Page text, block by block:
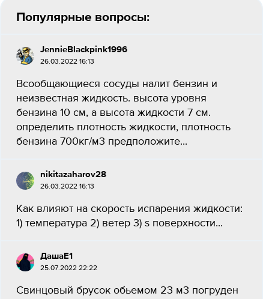
Популярные вопросы:
JennieBlackpink1996
26.03.2022 16:13
Всообщающиеся сосуды налит бензин и
неизвестная жидкость. высота уровня
бензина 10 см, а высота жидкости 7 см.
определить плотность жидкости, плотность
бензина 700кг/м3 предположите...
nikitazaharov28
26.03.2022 16:13
Как влияют на скорость испарения жидкости:
1) температура 2) ветер 3) s поверхности...
ДашаЕ1
25.07.2022 22:22
Свинцовый брусок обьемом 23 м3 погруден